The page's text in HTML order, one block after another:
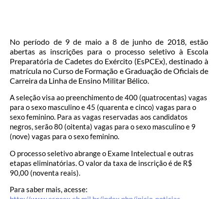
No período de 9 de maio a 8 de junho de 2018, estão
abertas as inscrições para o processo seletivo à Escola
Preparatória de Cadetes do Exército (EsPCEx), destinado à
matrícula no Curso de Formação e Graduação de Oficiais de
Carreira da Linha de Ensino Militar Bélico.
A seleção visa ao preenchimento de 400 (quatrocentas) vagas
para o sexo masculino e 45 (quarenta e cinco) vagas para o
sexo feminino. Para as vagas reservadas aos candidatos
negros, serão 80 (oitenta) vagas para o sexo masculino e 9
(nove) vagas para o sexo feminino.
O processo seletivo abrange o Exame Intelectual e outras
etapas eliminatórias. O valor da taxa de inscrição é de R$
90,00 (noventa reais).
Para saber mais, acesse: